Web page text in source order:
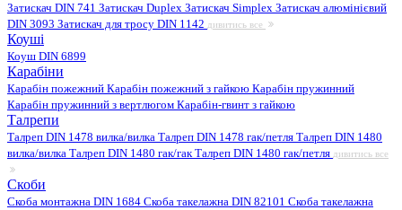
Затискач DIN 741 Затискач Duplex Затискач Simplex Затискач алюмінієвий
DIN 3093 Затискач для тросу DIN 1142 дивитись все
Коуші
Коуш DIN 6899
Карабіни
Карабін пожежний Карабін пожежний з гайкою Карабін пружинний
Карабін пружинний з вертлюгом Карабін-гвинт з гайкою
Талрепи
Талреп DIN 1478 вилка/вилка Талреп DIN 1478 гак/петля Талреп DIN 1480
вилка/вилка Талреп DIN 1480 гак/гакТалреп DIN 1480 гак/петля дивитись все
Скоби
Скоба монтажна DIN 1684 Скоба такелажна DIN 82101 Скоба такелажна